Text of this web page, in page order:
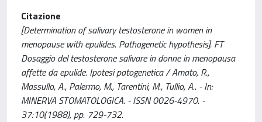
Citazione
[Determination of salivary testosterone in women in
menopause with epulides. Pathogenetic hypothesis]. FT
Dosaggio del testosterone salivare in donne in menopausa
affette da epulide. Ipotesi patogenetica / Amato, R.,
Massullo, A., Palermo, M., Tarentini, M., Tullio, A.. - In:
MINERVA STOMATOLOGICA. - ISSN 0026-4970. -
37:10(1988), pp. 729-732.